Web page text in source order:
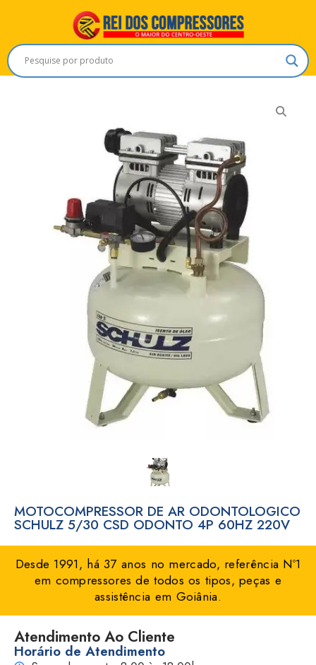
MOTOCOMPRESSOR DE AR ODONTOLOGICO
SCHULZ 5/30 CSD ODONTO 4P 60HZ 220V
Desde 1991, há 37 anos no mercado, referência Nº1
em compressores de todos os tipos, peças e
assistência em Goiânia.
Atendimento Ao Cliente
Horário de Atendimento